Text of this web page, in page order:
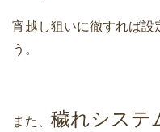
宵越し狙いに徹すれば設
う。
また、 穢れシステ